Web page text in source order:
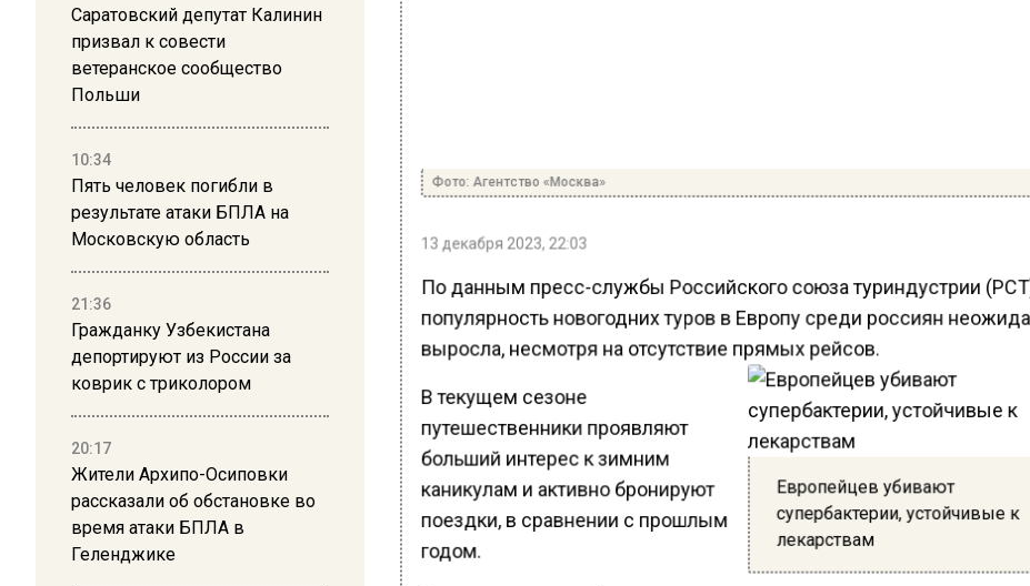
Саратовский депутат Калинин
призвал к совести
ветеранское сообщество
Польши
10:34
Пять человек погибли в
результате атаки БПЛА на
Московскую область
21:36
Гражданку Узбекистана
депортируют из России за
коврик с триколором
20:17
Жители Архипо-Осиповки
рассказали об обстановке во
время атаки БПЛА в
Геленджике
Фото: Агентство «Москва»
13 декабря 2023, 22:03
По данным пресс-службы Российского союза туриндустрии
популярность новогодних туров в Европу среди россиян
выросла, несмотря на отсутствие прямых рейсов.
Европейцев убивают
супербактерии, устойчивые к
лекарствам
В текущем сезоне
путешественники проявляют
больший интерес к зимним
каникулам и активно бронируют
поездки, в сравнении с прошлым
годом.